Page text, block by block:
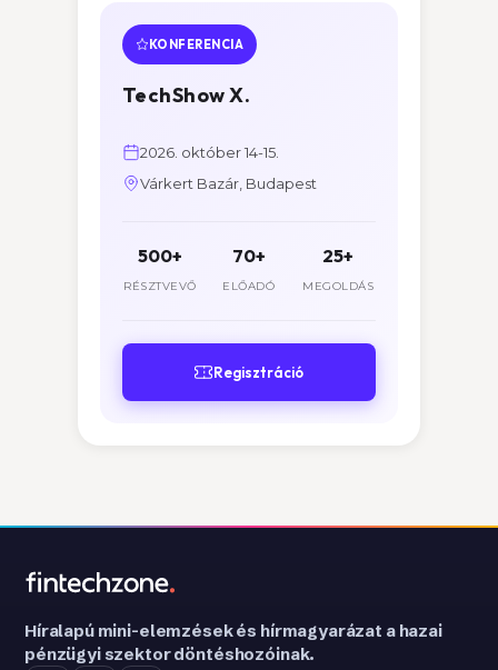
KONFERENCIA
TechShow X.
2026. október 14-15.
Várkert Bazár, Budapest
500+
RÉSZTVEVŐ
70+
ELŐADÓ
25+
MEGOLDÁS
Regisztráció
Híralapú mini-elemzések és hírmagyarázat a hazai
pénzügyi szektor döntéshozóinak.